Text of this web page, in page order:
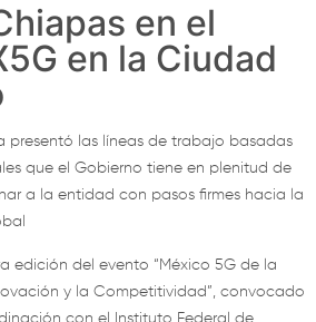
en el
en la Ciudad
presentó las líneas de trabajo basadas
que el Gobierno tiene en plenitud de
a la entidad con pasos firmes hacia la
edición del evento “México 5G de la
y la Competitividad”, convocado
con el Instituto Federal de